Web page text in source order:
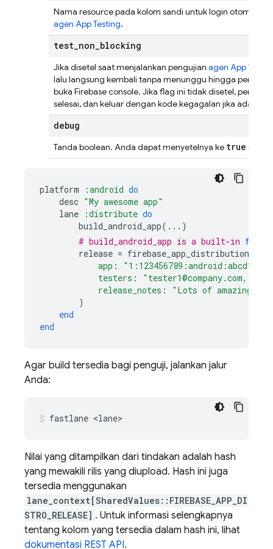
Nama resource pada kolom sandi untuk login otomatis
agen App Testing.
test_non_blocking
Jika disetel saat menjalankan pengujian agen App
lalu langsung kembali tanpa menunggu hingga
buka Firebase console. Jika flag ini tidak disetel,
selesai, dan keluar dengan kode kegagalan jika ada
debug
Tanda boolean. Anda dapat menyetelnya ke true untuk
platform :android do
desc "My awesome app"
lane
:distribute do
build_android_app( ... )
# build_android_app is a built-in
release = firebase_app_distribution
app : "1:123456789:android:abcd1234"
testers :
"tester1@company.com,
release_notes :
"Lots of amazing
)
end
end
Agar build tersedia bagi penguji, jalankan jalur
Anda:
fastlane <lane>
Nilai yang ditampilkan dari tindakan adalah hash
yang mewakili rilis yang diupload. Hash ini juga
tersedia menggunakan
lane_context[SharedValues::FIREBASE_APP_DI
STRO_RELEASE] . Untuk informasi selengkapnya
tentang kolom yang tersedia dalam hash ini, lihat
dokumentasi REST API.